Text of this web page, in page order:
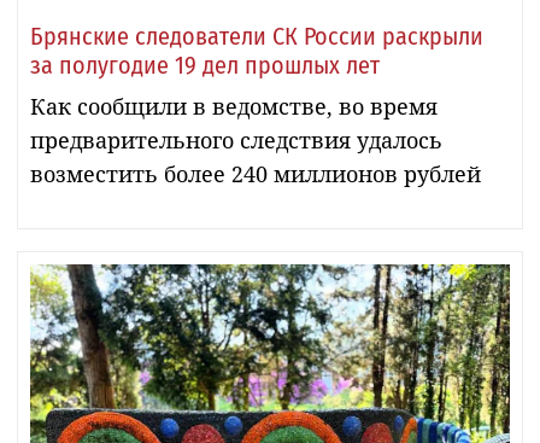
Брянские следователи СК России раскрыли
за полугодие 19 дел прошлых лет
Как сообщили в ведомстве, во время
предварительного следствия удалось
возместить более 240 миллионов рублей